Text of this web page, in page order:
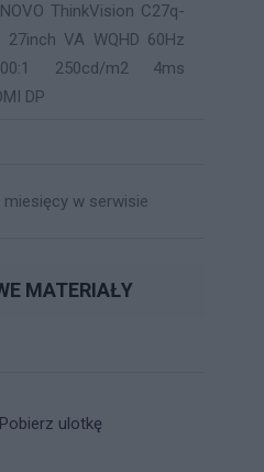
ThinkVision C27q-
27inch VA WQHD 60Hz
250cd/m2 4ms
DP
miesięcy w serwisie
MATERIAŁY
Pobierz ulotkę